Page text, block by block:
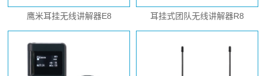
鹰米耳挂无线讲解器E8 耳挂式团队无线讲解器R8